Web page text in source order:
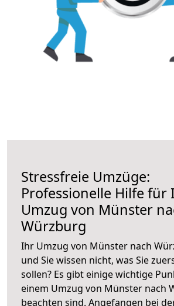
Stressfreie Umzüge:
Professionelle Hilfe für
Umzug von Münster
Würzburg
Ihr Umzug von Münster nach
und Sie wissen nicht, was Sie
sollen? Es gibt einige wichtige
einem Umzug von Münster nach
beachten sind. Angefangen bei